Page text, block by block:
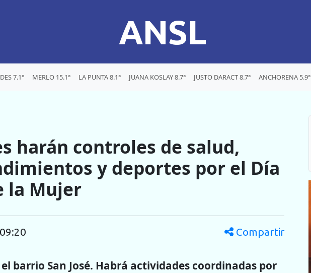
ANSL
7.1° MERLO 15.1° LA PUNTA 8.1° JUANA KOSLAY 8.7° JUSTO DARACT 8.7° ANCHORENA 5.9°
harán controles de salud,
y deportes por el Día
la Mujer
Compartir
barrio San José. Habrá actividades coordinadas por